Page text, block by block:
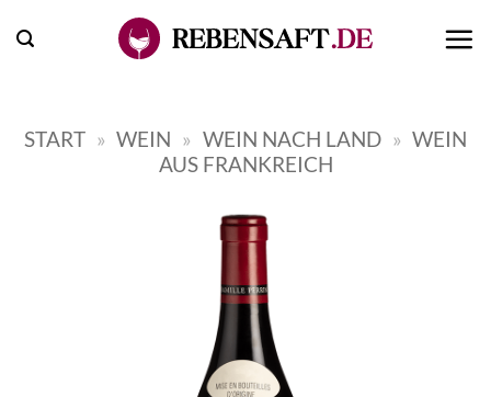
Inhalt
START » WEIN » WEIN NACH LAND » WEIN
AUS FRANKREICH